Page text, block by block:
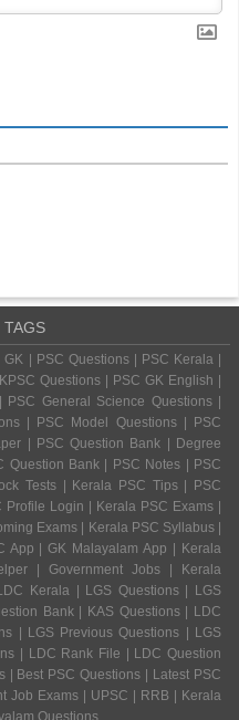
TAGS
| PSC Questions | PSC Kerala |
Questions | PSC GK English |
General Science Questions |
| PSC Model Questions | PSC
| PSC Question Bank | Degree
Question Bank | PSC Notes | PSC
Tests | Kerala PSC Tips | PSC
Login | Kerala PSC Exams |
Exams | Kerala PSC Syllabus |
App | GK Malayalam App | Kerala
| Government Jobs | Kerala
Kerala | LGS Questions | LGS
Bank | KAS Questions | LDC
| LGS Previous Questions | LGS
| LDC Rank File | LDC Question
| Best PSC Questions | Latest PSC
Job Exams | UPSC | RRB | Kerala
Questions